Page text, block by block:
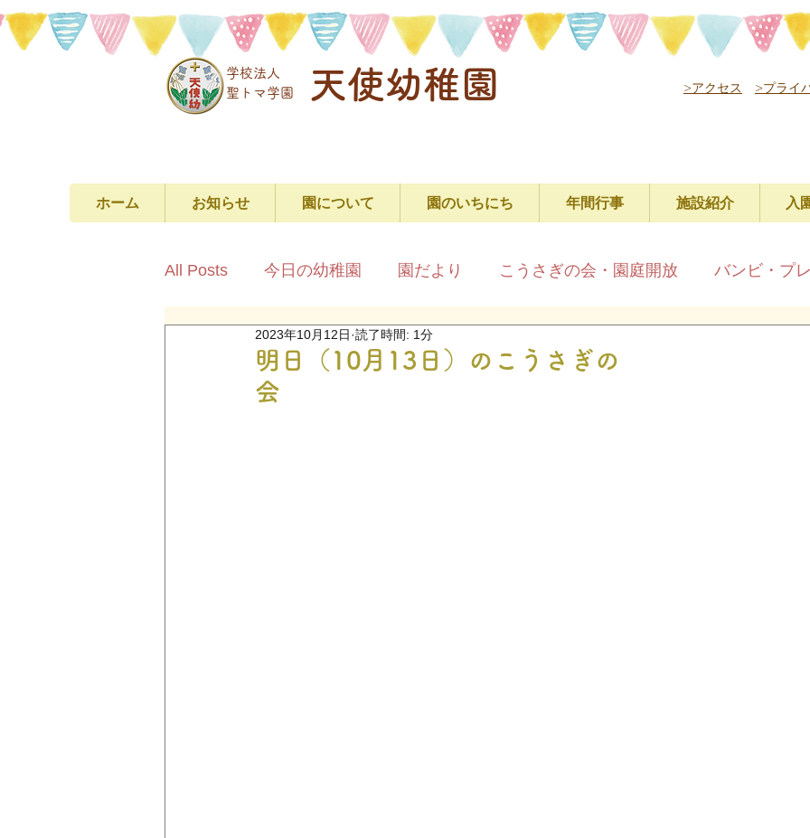
学校法人
​聖トマ学園
天使幼稚園 >アクセス >プライ
ホーム お知らせ 園について 園のいちにち 年間行事 施設紹介 入
All Posts 今日の幼稚園 園だより こうさぎの会・園庭開放 バンビ・プ
明日（10月13日）のこうさぎの
2023年10月12日 読了時間: 1分